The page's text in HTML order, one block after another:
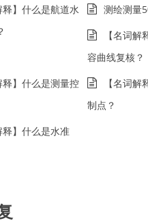
释】什么是航道水
测绘测量
【名词
容曲线复核？
释】什么是测量控
【名词
制点？
释】什么是水准